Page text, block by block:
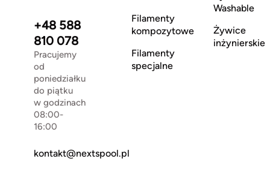
+48 588
810 078
Pracujemy
od
poniedziałku
do piątku
w godzinach
08:00-
16:00
kontakt@nextspool.pl
Filamenty
kompozytowe
Filamenty
specjalne
Washable
Żywice
inżynierskie